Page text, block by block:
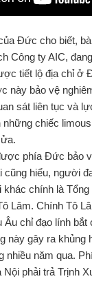
Đức cho biết,
Công ty AIC,
tiết lộ địa chỉ
này bảo vệ
sát liên tục và
những chiếc
phía Đức bảo
cũng hiểu, người
khác chính là
Lâm. Chính Tô
Âu chỉ đạo lính bắt
này gây ra khủng
nhiều năm qua.
Nội phải trả Trịnh